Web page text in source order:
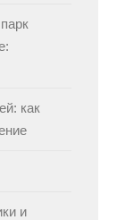
как
и